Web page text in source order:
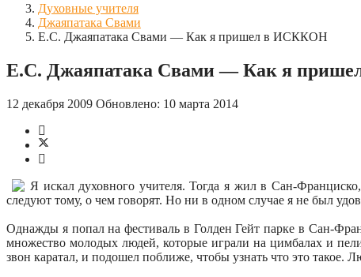
Духовные учителя
Джаяпатака Свами
Е.С. Джаяпатака Свами — Как я пришел в ИСККОН
Е.С. Джаяпатака Свами — Как я
12 декабря 2009 Обновлено: 10 марта 2014
Я искал духовного учителя. Тогда я жил в Сан-
следуют тому, о чем говорят. Но ни в одном случае я не был
Однажды я попал на фестиваль в Голден Гейт парке в Сан-
множество молодых людей, которые играли на цимбалах и
звон каратал, и подошел поближе, чтобы узнать что это